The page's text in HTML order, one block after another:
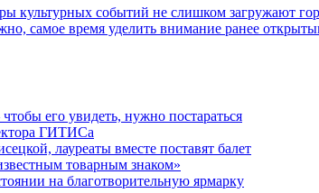
культурных событий не слишком загружают
самое время уделить внимание ранее
его увидеть, нужно постараться
ГИТИСа
лауреаты вместе поставят балет
товарным знаком»
на благотворительную ярмарку